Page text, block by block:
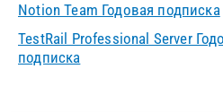
Notion Team Годовая подписка
TestRail Professional Server
подписка